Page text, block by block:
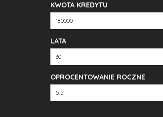
KWOTA KREDYTU
LATA
OPROCENTOWANIE ROCZNE